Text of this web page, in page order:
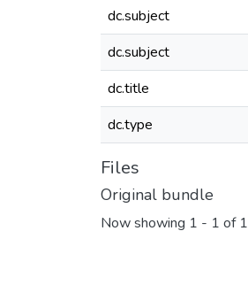
dc.subject
dc.subject
dc.title
dc.type
Files
Original bundle
Now showing 1 - 1 of 1